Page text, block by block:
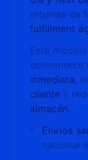
urbanas de
fulfillment
Este
ecommerce
inmediata,
cliente y
almacén.
Envíos
nacional